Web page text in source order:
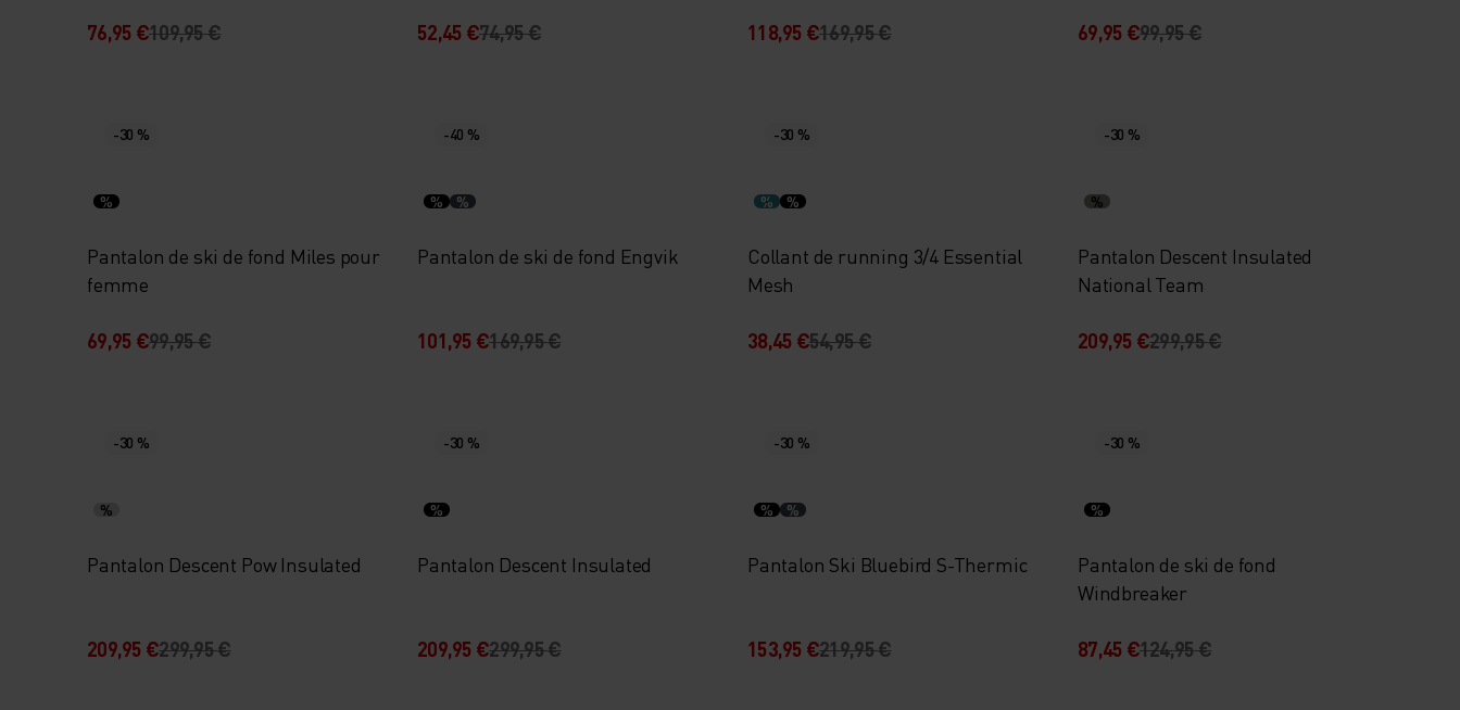
76,95 €109,95 € 52,45 €74,95 € 118,95 €169,95 € 69,95 €99,95 €
-30 %
%
Pantalon de ski de fond Miles pour
femme
69,95 €99,95 €
-40 %
% %
Pantalon de ski de fond Engvik
101,95 €169,95 €
-30 %
% %
Collant de running 3/4 Essential
Mesh
38,45 €54,95 €
-30 %
%
Pantalon Descent Insulated
National Team
209,95 €299,95 €
-30 %
%
Pantalon Descent Pow Insulated
209,95 €299,95 €
-30 %
%
Pantalon Descent Insulated
209,95 €299,95 €
-30 %
% %
Pantalon Ski Bluebird S-Thermic
153,95 €219,95 €
-30 %
%
Pantalon de ski de fond
Windbreaker
87,45 €124,95 €